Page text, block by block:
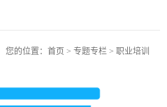
您的位置： 首页 > 专题专栏 > 职业培训